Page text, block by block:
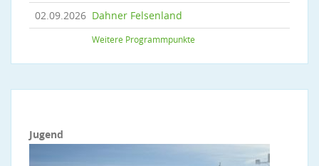
02.09.2026 Dahner Felsenland
Weitere Programmpunkte
Jugend